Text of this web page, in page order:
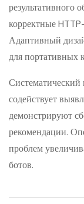
результативного
корректные
Адаптивный
для портативных
Систематический
содействует
демонстрируют
рекомендации.
проблем
ботов.